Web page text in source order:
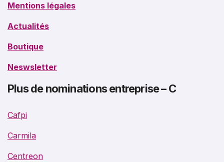
Mentions légales
Actualités
Boutique
Neswsletter
Plus de nominations entreprise – C
Cafpi
Carmila
Centreon